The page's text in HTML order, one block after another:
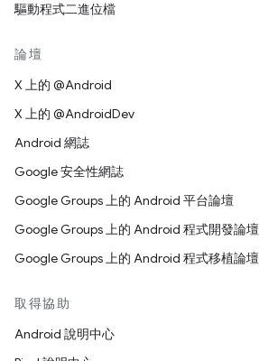
驅動程式二進位檔
論壇
X 上的 @Android
X 上的 @AndroidDev
Android 網誌
Google 安全性網誌
Google Groups 上的 Android 平台論壇
Google Groups 上的 Android 程式開發論壇
Google Groups 上的 Android 程式移植論壇
取得協助
Android 說明中心